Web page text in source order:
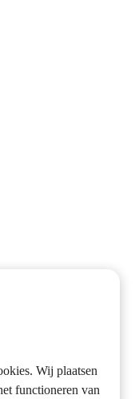
Wij plaatsen
functioneren van